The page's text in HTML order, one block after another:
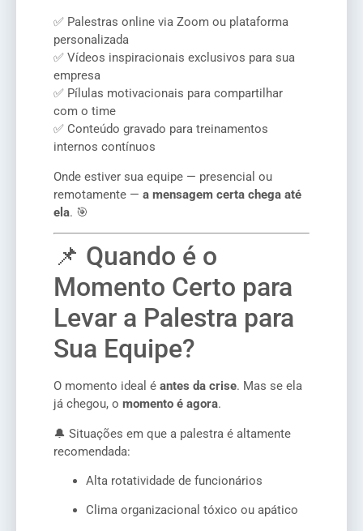
✅ Palestras online via Zoom ou plataforma
personalizada
✅ Vídeos inspiracionais exclusivos para sua
empresa
✅ Pílulas motivacionais para compartilhar
com o time
✅ Conteúdo gravado para treinamentos
internos contínuos
Onde estiver sua equipe — presencial ou
remotamente — a mensagem certa chega até
ela. 🎯
📌 Quando é o
Momento Certo para
Levar a Palestra para
Sua Equipe?
O momento ideal é antes da crise. Mas se ela
já chegou, o momento é agora.
🔔 Situações em que a palestra é altamente
recomendada:
Alta rotatividade de funcionários
Clima organizacional tóxico ou apático